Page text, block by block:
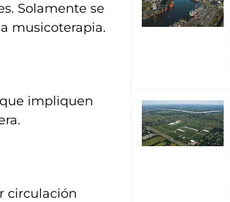
Solamente se
musicoterapia.
impliquen
circulación